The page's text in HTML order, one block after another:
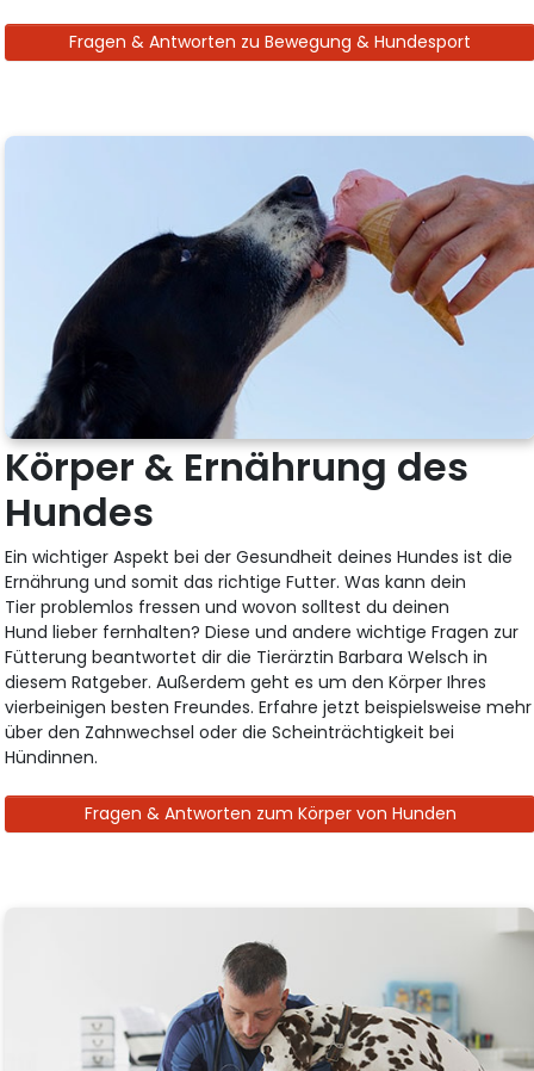
Fragen & Antworten zu Bewegung & Hundesport
Körper & Ernährung des
Hundes
Ein wichtiger Aspekt bei der Gesundheit deines Hundes ist die
Ernährung und somit das richtige Futter. Was kann dein
Tier problemlos fressen und wovon solltest du deinen
Hund lieber fernhalten? Diese und andere wichtige Fragen zur
Fütterung beantwortet dir die Tierärztin Barbara Welsch in
diesem Ratgeber. Außerdem geht es um den Körper Ihres
vierbeinigen besten Freundes. Erfahre jetzt beispielsweise mehr
über den Zahnwechsel oder die Scheinträchtigkeit bei
Hündinnen.
Fragen & Antworten zum Körper von Hunden